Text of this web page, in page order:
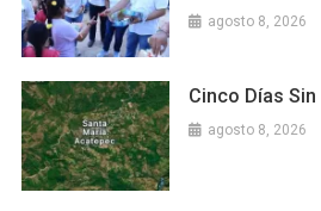
agosto 8, 2026
Cinco Días
agosto 8, 2026